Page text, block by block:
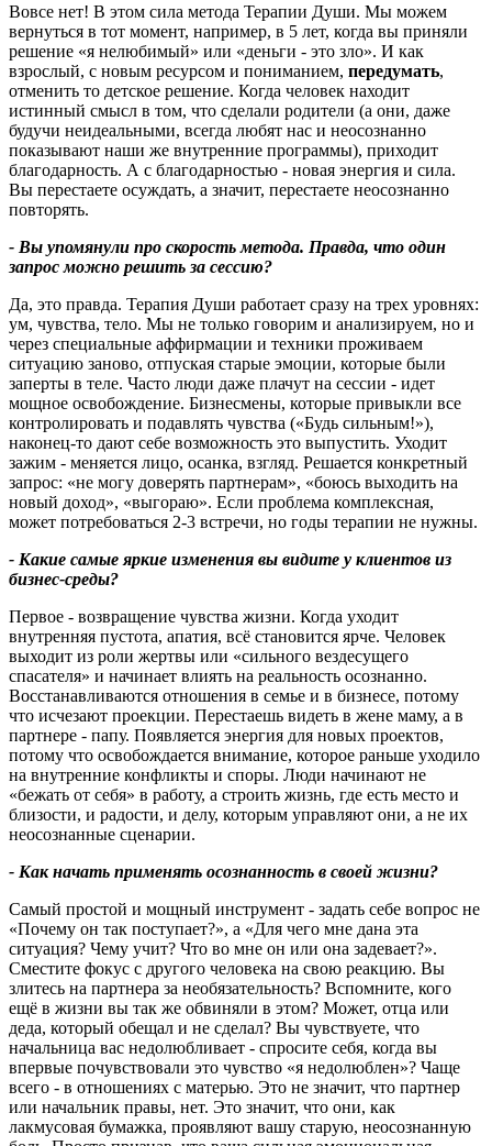
Вовсе нет! В этом сила метода Терапии Души. Мы можем
вернуться в тот момент, например, в 5 лет, когда вы приняли
решение «я нелюбимый» или «деньги - это зло». И как
взрослый, с новым ресурсом и пониманием, передумать,
отменить то детское решение. Когда человек находит
истинный смысл в том, что сделали родители (а они, даже
будучи неидеальными, всегда любят нас и неосознанно
показывают наши же внутренние программы), приходит
благодарность. А с благодарностью - новая энергия и сила.
Вы перестаете осуждать, а значит, перестаете неосознанно
повторять.
- Вы упомянули про скорость метода. Правда, что один
запрос можно решить за сессию?
Да, это правда. Терапия Души работает сразу на трех уровнях:
ум, чувства, тело. Мы не только говорим и анализируем, но и
через специальные аффирмации и техники проживаем
ситуацию заново, отпуская старые эмоции, которые были
заперты в теле. Часто люди даже плачут на сессии - идет
мощное освобождение. Бизнесмены, которые привыкли все
контролировать и подавлять чувства («Будь сильным!»),
наконец-то дают себе возможность это выпустить. Уходит
зажим - меняется лицо, осанка, взгляд. Решается конкретный
запрос: «не могу доверять партнерам», «боюсь выходить на
новый доход», «выгораю». Если проблема комплексная,
может потребоваться 2-3 встречи, но годы терапии не нужны.
- Какие самые яркие изменения вы видите у клиентов из
бизнес-среды?
Первое - возвращение чувства жизни. Когда уходит
внутренняя пустота, апатия, всё становится ярче. Человек
выходит из роли жертвы или «сильного вездесущего
спасателя» и начинает влиять на реальность осознанно.
Восстанавливаются отношения в семье и в бизнесе, потому
что исчезают проекции. Перестаешь видеть в жене маму, а в
партнере - папу. Появляется энергия для новых проектов,
потому что освобождается внимание, которое раньше уходило
на внутренние конфликты и споры. Люди начинают не
«бежать от себя» в работу, а строить жизнь, где есть место и
близости, и радости, и делу, которым управляют они, а не их
неосознанные сценарии.
- Как начать применять осознанность в своей жизни?
Самый простой и мощный инструмент - задать себе вопрос не
«Почему он так поступает?», а «Для чего мне дана эта
ситуация? Чему учит? Что во мне он или она задевает?».
Сместите фокус с другого человека на свою реакцию. Вы
злитесь на партнера за необязательность? Вспомните, кого
ещё в жизни вы так же обвиняли в этом? Может, отца или
деда, который обещал и не сделал? Вы чувствуете, что
начальница вас недолюбливает - спросите себя, когда вы
впервые почувствовали это чувство «я недолюблен»? Чаще
всего - в отношениях с матерью. Это не значит, что партнер
или начальник правы, нет. Это значит, что они, как
лакмусовая бумажка, проявляют вашу старую, неосознанную